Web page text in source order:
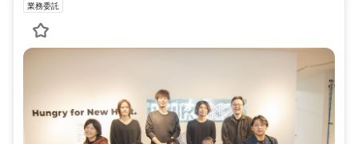
業務委託